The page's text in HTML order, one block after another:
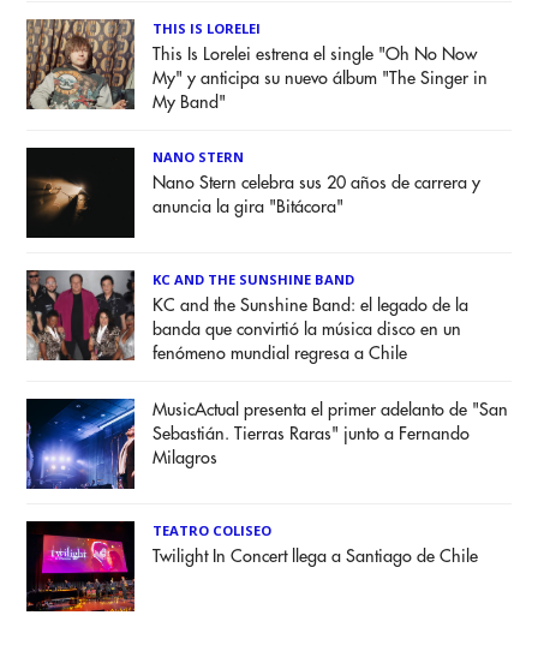
THIS IS LORELEI
This Is Lorelei estrena el single "Oh No Now
My" y anticipa su nuevo álbum "The Singer in
My Band"
NANO STERN
Nano Stern celebra sus 20 años de carrera y
anuncia la gira "Bitácora"
KC AND THE SUNSHINE BAND
KC and the Sunshine Band: el legado de la
banda que convirtió la música disco en un
fenómeno mundial regresa a Chile
MusicActual presenta el primer adelanto de "San
Sebastián. Tierras Raras" junto a Fernando
Milagros
TEATRO COLISEO
Twilight In Concert llega a Santiago de Chile